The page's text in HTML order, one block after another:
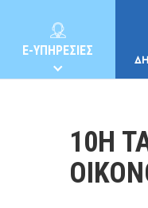
E-ΥΠΗΡΕΣΙΕΣ
10Η